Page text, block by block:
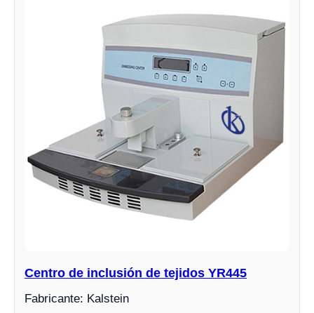
Centro de inclusión de tejidos YR445
Fabricante: Kalstein